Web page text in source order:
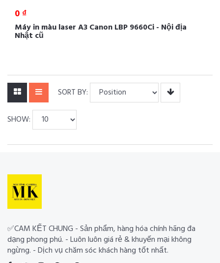
0 ₫
Máy in màu laser A3 Canon LBP 9660Ci - Nội địa
Nhật cũ
SORT BY:
SHOW:
✅CAM KẾT CHUNG - Sản phẩm, hàng hóa chính hãng đa
dạng phong phú. - Luôn luôn giá rẻ & khuyến mại không
ngừng. - Dịch vụ chăm sóc khách hàng tốt nhất.